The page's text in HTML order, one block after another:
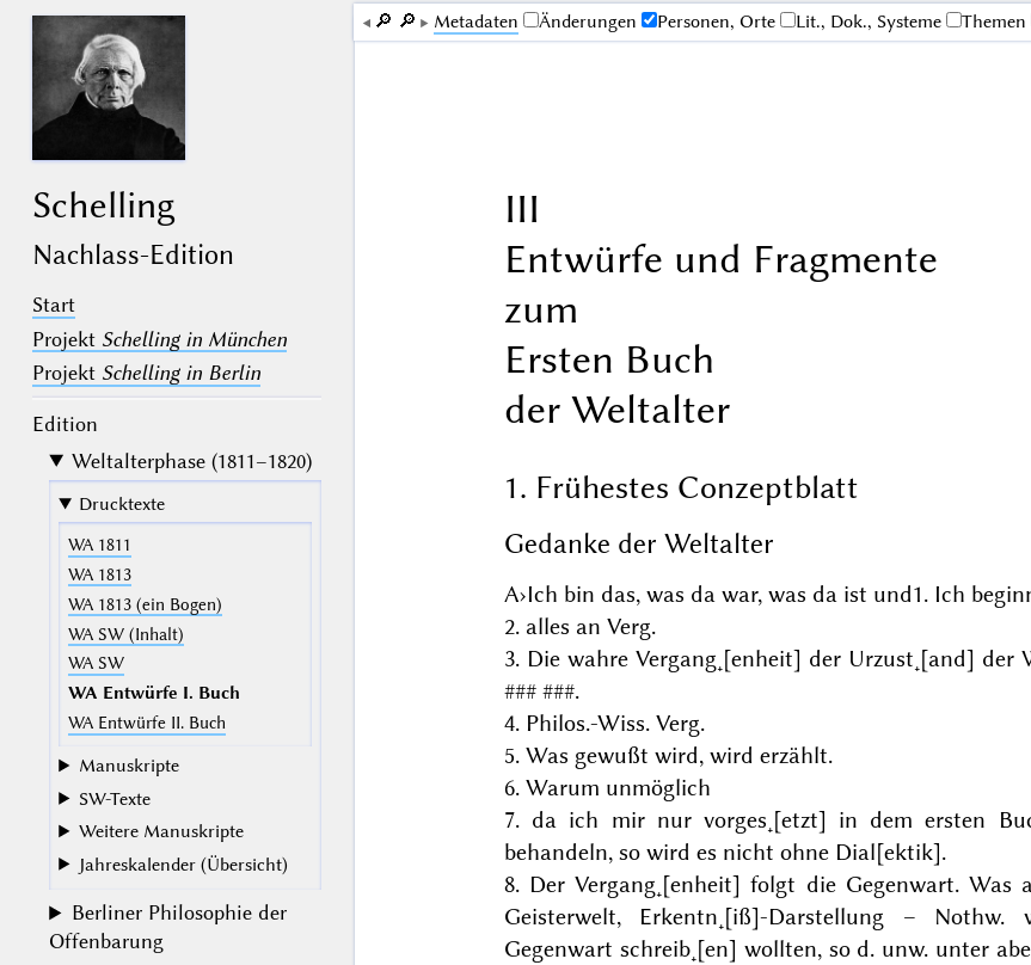
Schelling
Nachlass-Edition
Start
Projekt Schelling in München
Projekt Schelling in Berlin
Edition
Weltalterphase (1811–1820)
Drucktexte
WA 1811
WA 1813
WA 1813 (ein Bogen)
WA SW (Inhalt)
WA SW
WA Entwürfe I. Buch
WA Entwürfe II. Buch
Manuskripte
SW-Texte
Weitere Manuskripte
Jahreskalender (Übersicht)
Berliner Philosophie der
Offenbarung
🔎︎ 🔎︎ Me­ta­da­ten Änderungen Personen, Orte Lit., Dok., Systeme Themen
III
Entwürfe und Fragmente
zum
Ersten Buch
der Weltalter
1. Frühestes Conzeptblatt
Gedanke der Weltalter
A›Ich bin das, was da war, was daist und1. Ich
2. alles an Verg.
3. Die wahre Vergang˖[enheit] der Urzust˖[and] der
### ###.
4. Philos.-Wiss. Verg.
5. Was gewußt wird, wird erzählt.
6. Warum unmöglich
7. da ich mir nur vorges˖[etzt] in dem ersten
behandeln, so wird es nicht ohne Dial[ektik].
8. Der Vergang˖[enheit] folgt die Gegenwart.
Geisterwelt, Erkentn˖[iß]-Darstellung –
Gegenwart schreib˖[en] wollten, so d. unw. unter